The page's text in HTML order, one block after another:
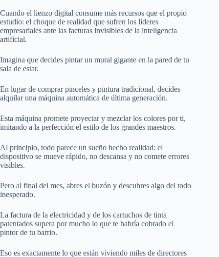
Cuando el lienzo digital consume más recursos que el propio
estudio: el choque de realidad que sufren los líderes
empresariales ante las facturas invisibles de la inteligencia
artificial.
Imagina que decides pintar un mural gigante en la pared de tu
sala de estar.
En lugar de comprar pinceles y pintura tradicional, decides
alquilar una máquina automática de última generación.
Esta máquina promete proyectar y mezclar los colores por ti,
imitando a la perfección el estilo de los grandes maestros.
Al principio, todo parece un sueño hecho realidad: el
dispositivo se mueve rápido, no descansa y no comete errores
visibles.
Pero al final del mes, abres el buzón y descubres algo del todo
inesperado.
La factura de la electricidad y de los cartuchos de tinta
patentados supera por mucho lo que te habría cobrado el
pintor de tu barrio.
Eso es exactamente lo que están viviendo miles de directores